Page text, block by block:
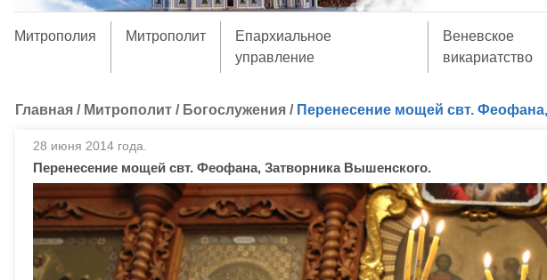
Митрополия Митрополит
Епархиальное
управление
Веневское
викариатство
Главная / Митрополит / Богослужения / Перенесение мощей свт.
28 июня 2014 года.
Перенесение мощей свт. Феофана, Затворника Вышенского.